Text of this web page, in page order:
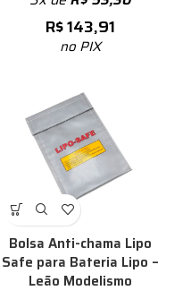
R$143,91
no PIX
Bolsa Anti-chama Lipo
Safe para Bateria Lipo –
Leão Modelismo